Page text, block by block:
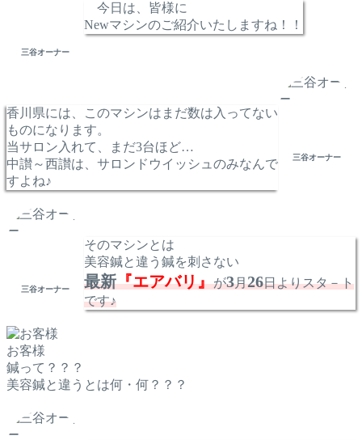
三谷オーナー
今日は、皆様に
Newマシンのご紹介いたしますね！！
香川県には、このマシンはまだ数は入ってない
ものになります。
当サロン入れて、まだ3台ほど…
中讃～西讃は、サロンドウイッシュのみなんで
すよね♪
三谷オーナー
三谷オーナー
そのマシンとは
美容鍼と違う鍼を刺さない
最新『エアバリ』が3月26日よりスタ－ト
です♪
お客様
鍼って？？？
美容鍼と違うとは何・何？？？